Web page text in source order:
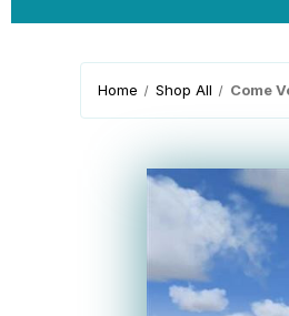
Home Shop All Come